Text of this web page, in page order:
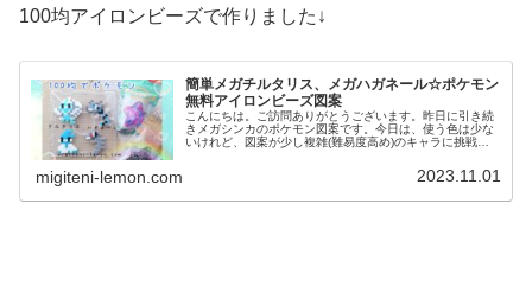
100均アイロンビーズで作りました↓
簡単メガチルタリス、メガハガネール☆ポケモン
無料アイロンビーズ図案
こんにちは。ご訪問ありがとうございます。昨日に引き続
きメガシンカのポケモン図案です。今日は、使う色は少な
いけれど、図案が少し複雑(難易度高め)のキャラに挑戦し
migiteni-lemon.com 2023.11.01